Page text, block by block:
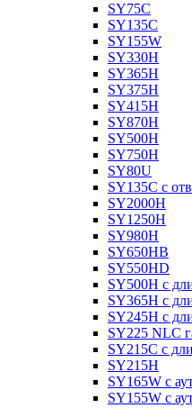
SY75C
SY135C
SY155W
SY330H
SY365H
SY375H
SY415H
SY870H
SY500H
SY750H
SY80U
SY135C с
SY2000H
SY1250H
SY980H
SY650HB
SY550HD
SY500H с
SY365H с
SY245H с
SY225 NLC
SY215C с
SY215H
SY165W с
SY155W с